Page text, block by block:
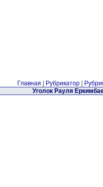
Главная Рубрикатор
Уголок Рауля